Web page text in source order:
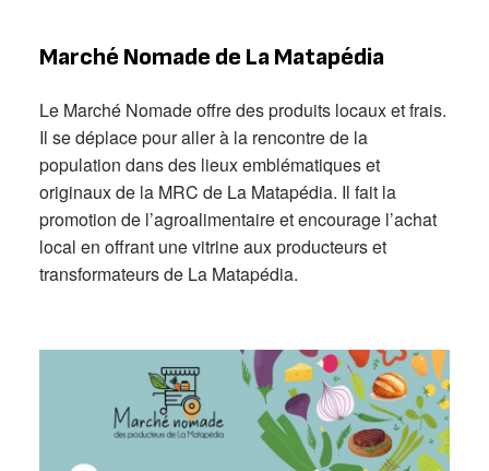
Marché Nomade de La Matapédia
Le Marché Nomade offre des produits locaux et frais.
Il se déplace pour aller à la rencontre de la
population dans des lieux emblématiques et
originaux de la MRC de La Matapédia. Il fait la
promotion de l’agroalimentaire et encourage l’achat
local en offrant une vitrine aux producteurs et
transformateurs de La Matapédia.